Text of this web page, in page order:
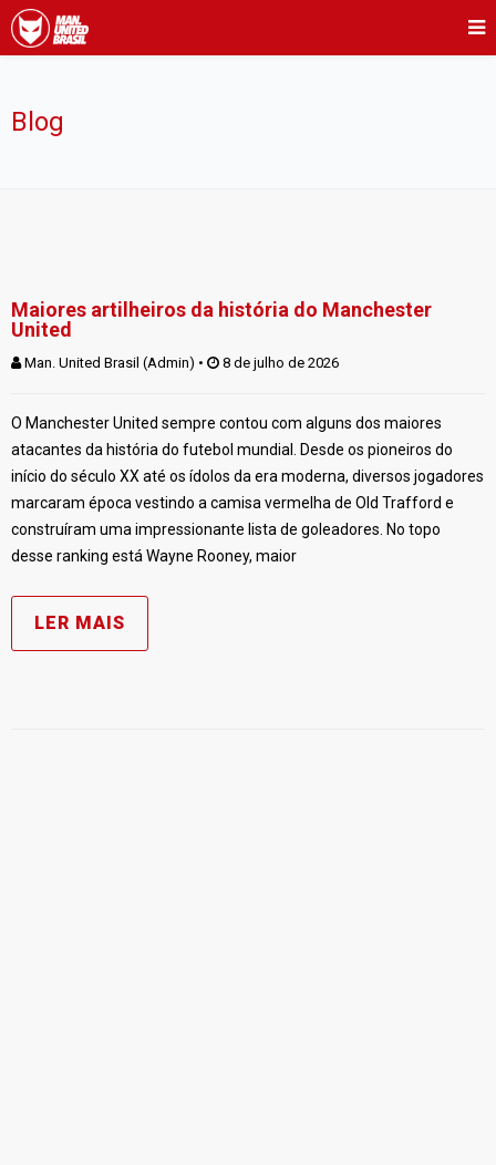
Blog
Maiores artilheiros da história do Manchester
United
Man. United Brasil (Admin) • 8 de julho de 2026
O Manchester United sempre contou com alguns dos maiores
atacantes da história do futebol mundial. Desde os pioneiros do
início do século XX até os ídolos da era moderna, diversos jogadores
marcaram época vestindo a camisa vermelha de Old Trafford e
construíram uma impressionante lista de goleadores. No topo
desse ranking está Wayne Rooney, maior
LER MAIS